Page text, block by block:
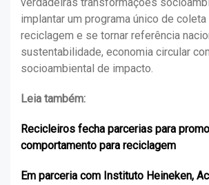
implantar um programa único de
reciclagem e se tornar referência
sustentabilidade, economia circular
socioambiental de impacto.
Leia também:
Recicleiros fecha parcerias para
comportamento para reciclagem
Em parceria com Instituto Heineken,